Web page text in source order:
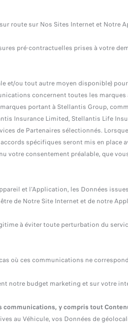
route sur Nos Sites Internet et Notre
pré-contractuelles prises à votre
et/ou tout autre moyen disponible)
concernent toutes les
portant à Stellantis Group,
Insurance Limited, Stellantis Life
de Partenaires sélectionnés.
spécifiques seront mis en
votre consentement préalable, que
et l’Application, les Données
de Notre Site Internet et de notre
à éviter toute perturbation du
où ces communications ne
notre budget marketing et sur votre
communications, y compris tout
au Véhicule, vos Données de